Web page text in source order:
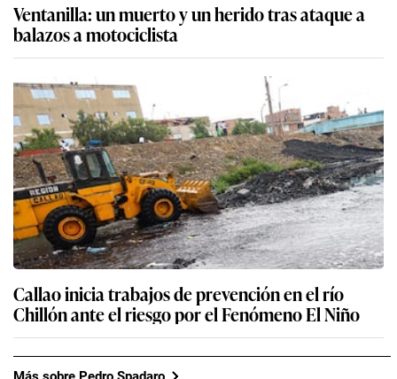
Ventanilla: un muerto y un herido tras ataque a
balazos a motociclista
Callao inicia trabajos de prevención en el río
Chillón ante el riesgo por el Fenómeno El Niño